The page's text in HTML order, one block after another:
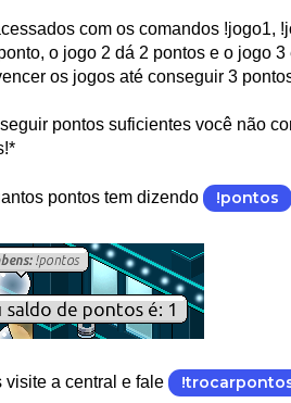
com os comandos !jogo1,
o jogo 2 dá 2 pontos e o jogo 3
os jogos até conseguir 3
pontos suficientes você não
pontos tem dizendo !pontos
visite a central e fale